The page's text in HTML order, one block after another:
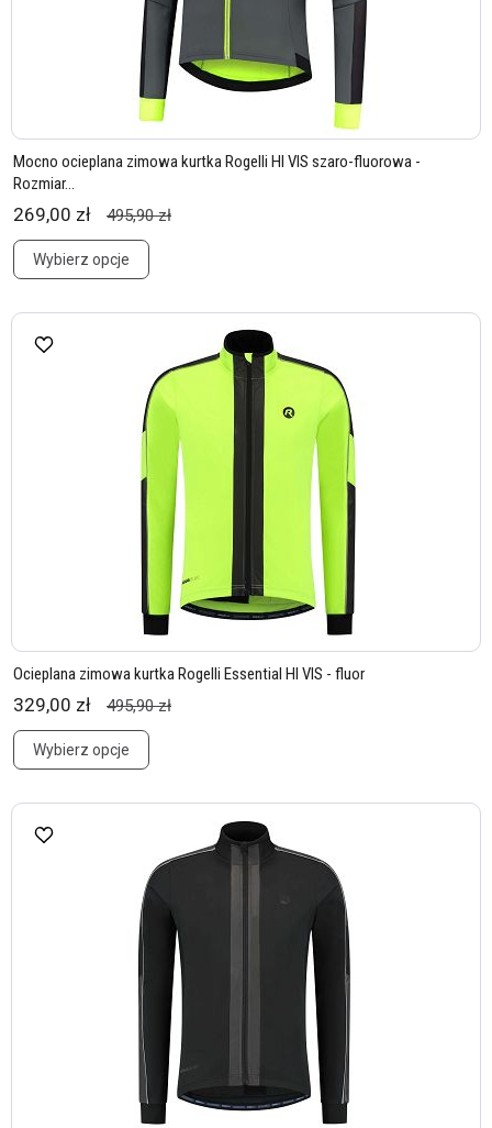
Mocno ocieplana zimowa kurtka Rogelli HI VIS szaro-fluorowa -
Rozmiar...
269,00 zł 495,90 zł
Wybierz opcje
Ocieplana zimowa kurtka Rogelli Essential HI VIS - fluor
329,00 zł 495,90 zł
Wybierz opcje